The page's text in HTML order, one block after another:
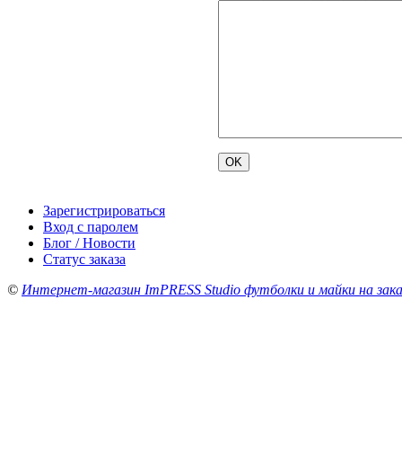
Зарегистрироваться
Вход с паролем
Блог / Новости
Статус заказа
© Интернет-магазин ImPRESS Studio футболки и майки на